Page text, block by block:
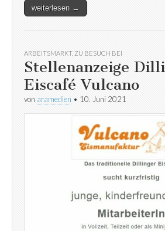
weiterlesen →
ARBEITSMARKT, ZU BESUCH BEI
Stellenanzeige
Eiscafé Vulcano
von aramedien • 10. Juni 2021